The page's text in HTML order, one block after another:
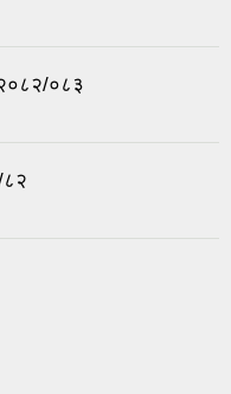
२०८२/०८३
८२